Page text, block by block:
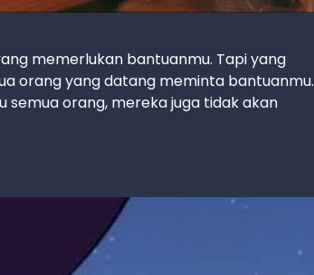
memerlukan bantuanmu. Tapi yang
orang yang datang meminta bantuanmu.
orang, mereka juga tidak akan